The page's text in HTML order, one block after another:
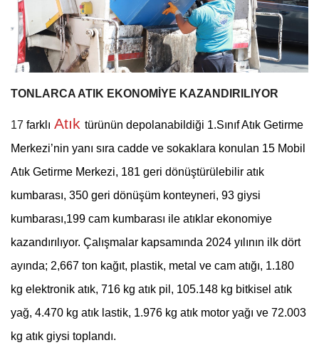
TONLARCA ATIK EKONOMİYE KAZANDIRILIYOR
17 farklı Atık türünün depolanabildiği 1.Sınıf Atık Getirme
Merkezi’nin yanı sıra cadde ve sokaklara konulan 15 Mobil
Atık Getirme Merkezi, 181 geri dönüştürülebilir atık
kumbarası, 350 geri dönüşüm konteyneri, 93 giysi
kumbarası,199 cam kumbarası ile atıklar ekonomiye
kazandırılıyor. Çalışmalar kapsamında 2024 yılının ilk dört
ayında; 2,667 ton kağıt, plastik, metal ve cam atığı, 1.180
kg elektronik atık, 716 kg atık pil, 105.148 kg bitkisel atık
yağ, 4.470 kg atık lastik, 1.976 kg atık motor yağı ve 72.003
kg atık giysi toplandı.